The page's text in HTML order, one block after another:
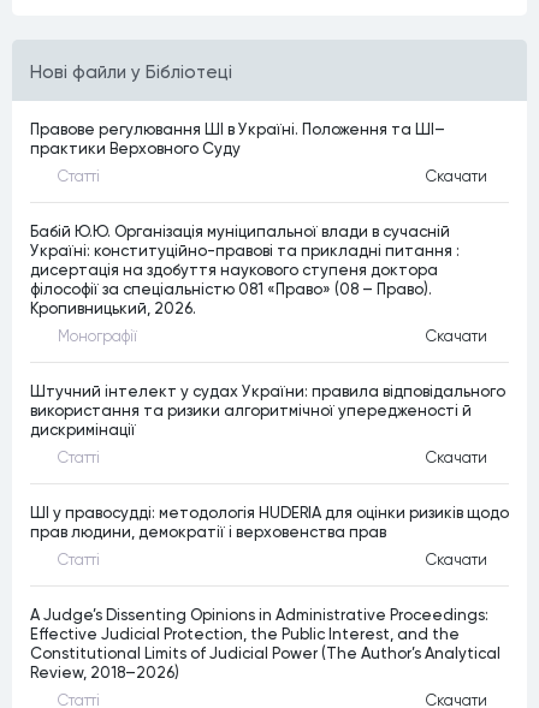
Нові файли у Бібліотеці
Правове регулювання ШІ в Україні. Положення та ШІ–
практики Верховного Суду
Статтi Скачати
Бабій Ю.Ю. Організація муніципальної влади в сучасній
Україні: конституційно-правові та прикладні питання :
дисертація на здобуття наукового ступеня доктора
філософії за спеціальністю 081 «Право» (08 – Право).
Кропивницький, 2026.
Монографiї Скачати
Штучний інтелект у судах України: правила відповідального
використання та ризики алгоритмічної упередженості й
дискримінації
Статтi Скачати
ШІ у правосудді: методологія HUDERIA для оцінки ризиків щодо
прав людини, демократії і верховенства прав
Статтi Скачати
A Judge’s Dissenting Opinions in Administrative Proceedings:
Effective Judicial Protection, the Public Interest, and the
Constitutional Limits of Judicial Power (The Author’s Analytical
Review, 2018–2026)
Статтi Скачати